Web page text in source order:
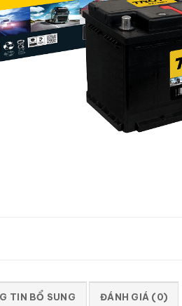
TIN BỔ SUNG ĐÁNH GIÁ (0)